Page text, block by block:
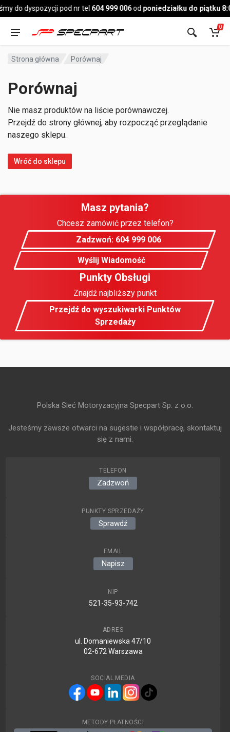
do dyspozycji pod nr tel 604 999 006od poniedziałku do piątku
Pojazd
0
Strona główna Porównaj
Porównaj
Nie masz produktów na liście porównawczej.
Przejdź do strony głównej, aby rozpocząć przeglądanie
naszego sklepu.
Wróć do sklepu
Masz pytania?
Chcesz zamówić przez telefon?
Zadzwoń: 604 999 006
Wyślij Wiadomość
Punkty Obsługi
Znajdź najbliższy punkt
Przejdź do wyszukiwarki Punktów
Sprzedaży
Polska Sieć Motoryzacyjna Specpart Sp. z o.o.
Jesteśmy zawsze otwarci na sugestie i współpracę, skontaktuj
się z nami:
TELEFON
Zadzwoń
PUNKTY SPRZEDAŻY
Sprawdź
EMAIL
Napisz
NIP
521-35-93-742
ADRES
ul. Domaniewska 47/10
02-672 Warszawa
SOCIAL MEDIA
METODY PŁATNOŚCI